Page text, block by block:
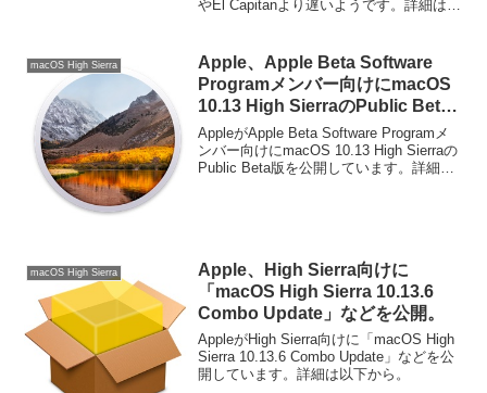
やEl Capitanより遅いようです。詳細は以
macOS High Sierra
Apple、Apple Beta Software
Programメンバー向けにmacOS
10.13 High SierraのPublic Beta
版を公開。
AppleがApple Beta Software Programメ
ンバー向けにmacOS 10.13 High Sierraの
Public Beta版を公開しています。詳細は
macOS High Sierra
Apple、High Sierra向けに
「macOS High Sierra 10.13.6
Combo Update」などを公開。
AppleがHigh Sierra向けに「macOS High
Sierra 10.13.6 Combo Update」などを公
開しています。詳細は以下から。